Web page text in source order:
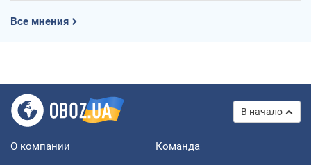
Все мнения
В начало
О компании Команда